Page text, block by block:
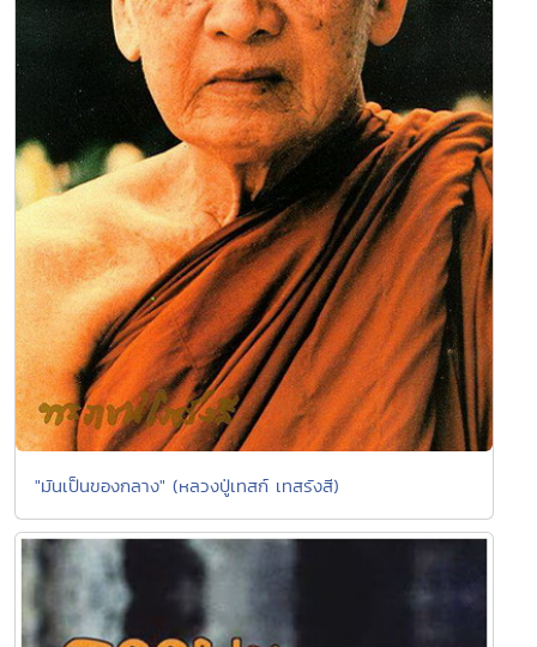
"มันเป็นของกลาง" (หลวงปู่เทสก์ เทสรังสี)